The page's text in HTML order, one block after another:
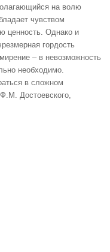
на волю
чувством
ценность. Однако и
гордость
– в невозможность
необходимо.
в сложном
Достоевского,